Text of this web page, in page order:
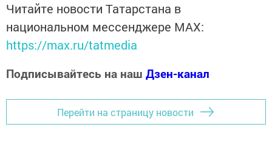
Читайте новости Татарстана в
национальном мессенджере MАХ:
https://max.ru/tatmedia
Подписывайтесь на наш Дзен-канал
Перейти на страницу новости